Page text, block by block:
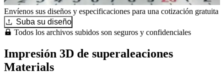
Envíenos sus diseños y especificaciones para una cotización gratuita
Suba su diseño
Todos los archivos subidos son seguros y confidenciales
Impresión 3D de superaleaciones
Materials